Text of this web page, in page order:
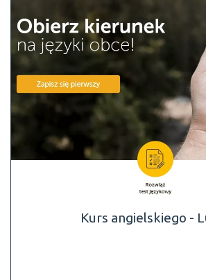
Kurs angielskiego -